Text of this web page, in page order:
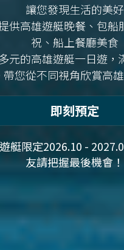
讓您發現生活的美好
供高雄遊艇晚餐、包船
祝、船上餐廳美食
元的高雄遊艇一日遊，
您從不同視角欣賞高
即刻預定
艇限定2026.10 -
友請把握最後機會！